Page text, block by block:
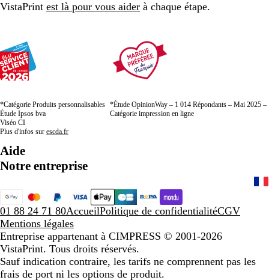
VistaPrint est là pour vous aider à chaque étape.
*Catégorie Produits personnalisables
Étude Ipsos bva
Viséo CI
Plus d'infos sur escda.fr
*Étude OpinionWay – 1 014 Répondants – Mai 2025 –
Catégorie impression en ligne
Aide
Notre entreprise
01 88 24 71 80AccueilPolitique de confidentialitéCGV
Mentions légales
Entreprise appartenant à CIMPRESS © 2001-2026
VistaPrint. Tous droits réservés.
Sauf indication contraire, les tarifs ne comprennent pas les
frais de port ni les options de produit.